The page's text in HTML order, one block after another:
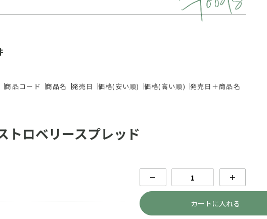
商品コード 商品名 発売日 価格(安い順) 価格(高い順) 発売日＋商品名
トロベリースプレッド
－ ＋
カートに入れる